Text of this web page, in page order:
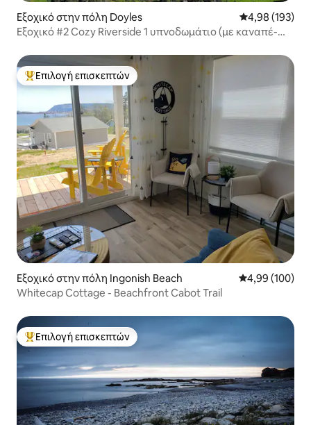
Εξοχικό στην πόλη Doyles Μέση
4,98 (193)
Εξοχικό #2 Cozy Riverside 1 υπνοδωμάτιο (με καναπέ-
Κορυφαία επιλογή επισκεπτών
Επιλογή επισκεπτών
Εξοχικό στην πόλη Ingonish Beach Μέση
4,99 (100)
Whitecap Cottage - Beachfront Cabot Trail
Κορυφαία επιλογή επισκεπτών
Επιλογή επισκεπτών